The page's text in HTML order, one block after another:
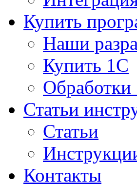
Купить
Наши
Купить 1С
Статьи
Статьи
Контакты